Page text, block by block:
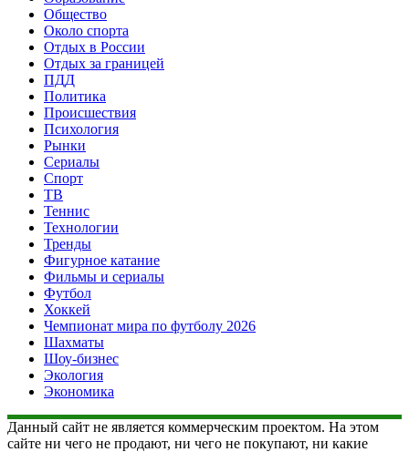
Общество
Около спорта
Отдых в России
Отдых за границей
ПДД
Политика
Происшествия
Психология
Рынки
Сериалы
Спорт
ТВ
Теннис
Технологии
Тренды
Фигурное катание
Фильмы и сериалы
Футбол
Хоккей
Чемпионат мира по футболу 2026
Шахматы
Шоу-бизнес
Экология
Экономика
Данный сайт не является коммерческим проектом. На этом
сайте ни чего не продают, ни чего не покупают, ни какие